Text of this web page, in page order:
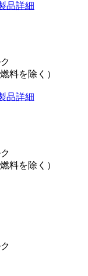
品詳細
料を除く）
品詳細
料を除く）